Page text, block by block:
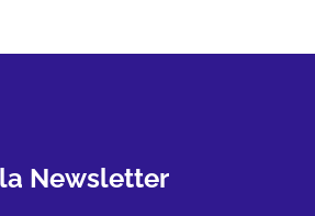
Newsletter